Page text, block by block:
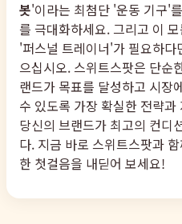
봇'이라는 최첨단 '운동 기구'
를 극대화하세요. 그리고 이
'퍼스널 트레이너'가 필요하다
으십시오. 스위트스팟은 단순
랜드가 목표를 달성하고 시장
수 있도록 가장 확실한 전략
당신의 브랜드가 최고의 컨디
다. 지금 바로 스위트스팟과
한 첫걸음을 내딛어 보세요!